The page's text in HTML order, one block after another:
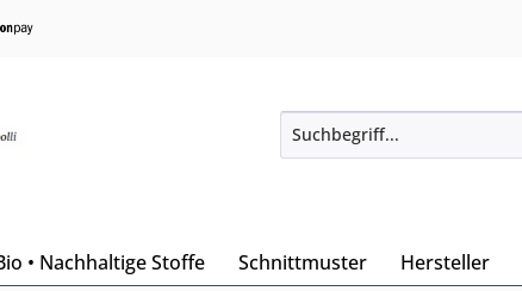
• Nachhaltige Stoffe Schnittmuster Hersteller